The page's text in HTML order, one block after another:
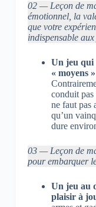
02 — Leçon de
émotionnel, la
que votre
indispensable
Un jeu qui
« moyens
conduit pas
ne faut pas
qu’un
dure
03 — Leçon de
pour embarquer
Un jeu au
plaisir à